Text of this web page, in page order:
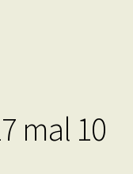
mal 10